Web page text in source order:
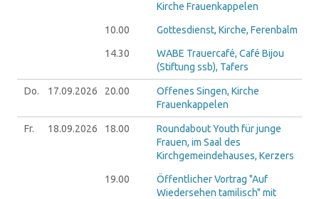
Kirche Frauenkappelen
10.00 Gottesdienst, Kirche, Ferenbalm
14.30
WABE Trauercafé, Café Bijou
(Stiftung ssb), Tafers
Do. 17.09.2026 20.00
Offenes Singen, Kirche
Frauenkappelen
Fr. 18.09.2026 18.00
Roundabout Youth für junge
Frauen, im Saal des
Kirchgemeindehauses, Kerzers
19.00
Öffentlicher Vortrag "Auf
Wiedersehen tamilisch" mit